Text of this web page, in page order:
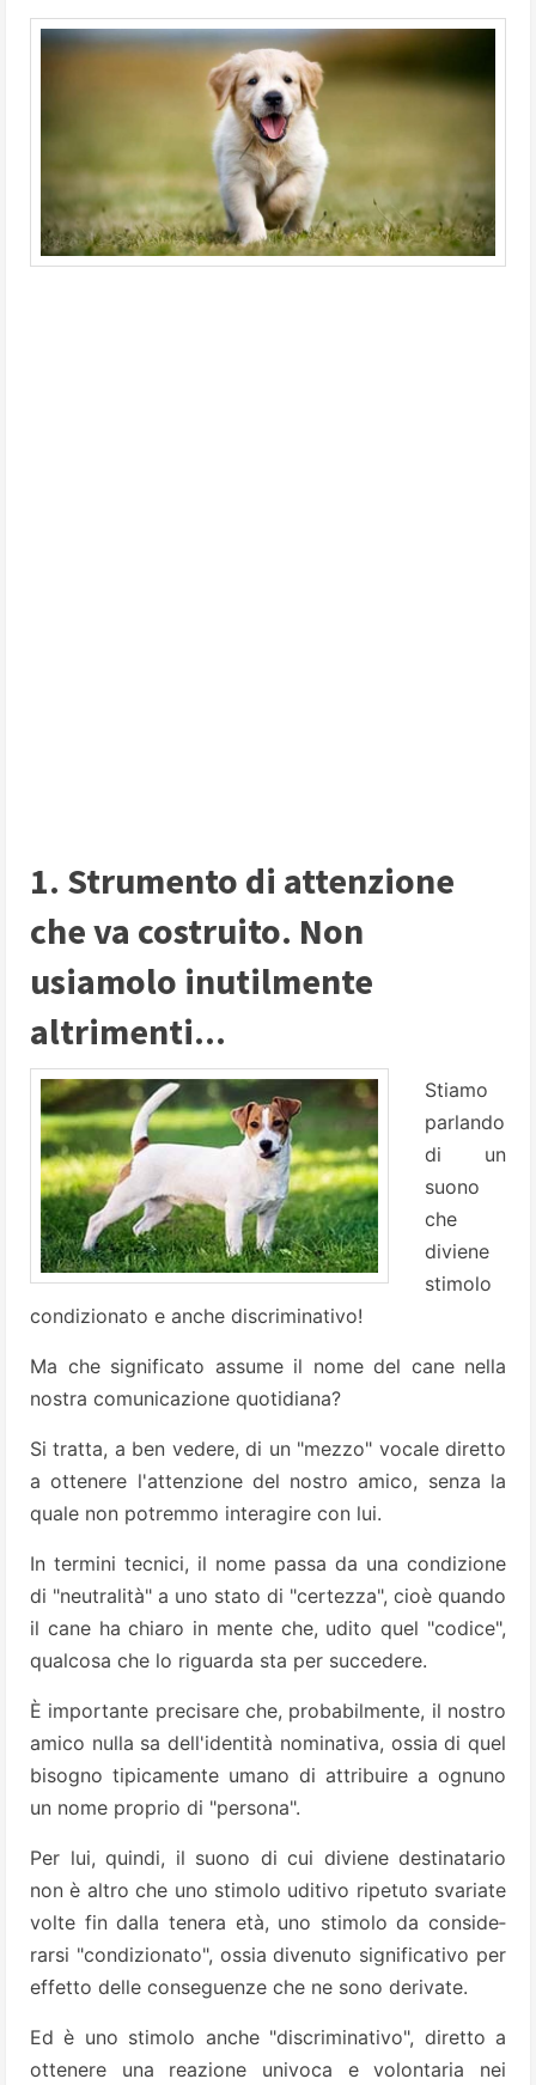
1. Strumento di attenzione
che va costruito. Non
usiamolo inutilmente
altrimenti...
Stiamo
parlando
di un
suono
che
diviene
stimolo
condizionato e anche discriminativo!
Ma che significato assume il nome del cane nella
no­stra comunicazione quo­tidiana?
Si tratta, a ben vedere, di un "mezzo" vocale diretto
a otte­nere l'attenzione del nostro amico, senza la
quale non potremmo inte­ragire con lui.
In termini tecnici, il nome passa da una condizione
di "neutralità" a uno stato di "certez­za", cioè quando
il cane ha chiaro in mente che, udito quel "codice",
qualcosa che lo riguarda sta per suc­cedere.
È importante precisare che, probabilmente, il nostro
amico nul­la sa dell'identità nominativa, ossia di quel
bisogno tipicamente uma­no di attribuire a ognuno
un nome proprio di "persona".
Per lui, quin­di, il suono di cui diviene destinatario
non è altro che uno stimolo udi­tivo ripetuto svariate
volte fin dalla tenera età, uno stimolo da conside­
rarsi "condizionato", ossia divenu­to significativo per
effetto delle con­seguenze che ne sono derivate.
Ed è uno stimolo anche "discriminati­vo", diretto a
ottenere una reazione univoca e volontaria nei